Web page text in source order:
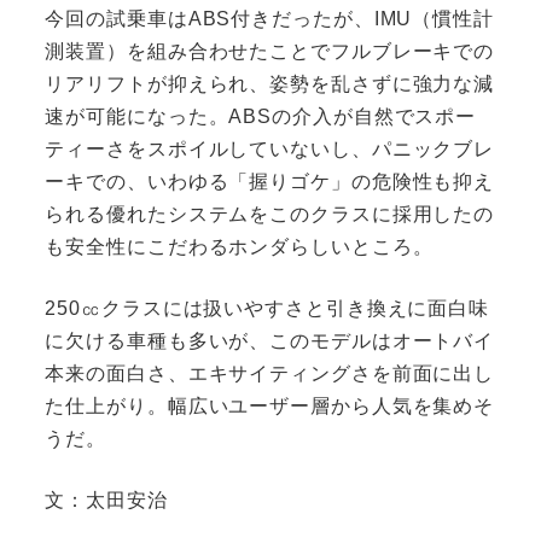
今回の試乗車はABS付きだったが、IMU（慣性計
測装置）を組み合わせたことでフルブレーキでの
リアリフトが抑えられ、姿勢を乱さずに強力な減
速が可能になった。ABSの介入が自然でスポー
ティーさをスポイルしていないし、パニックブレ
ーキでの、いわゆる「握りゴケ」の危険性も抑え
られる優れたシステムをこのクラスに採用したの
も安全性にこだわるホンダらしいところ。
250㏄クラスには扱いやすさと引き換えに面白味
に欠ける車種も多いが、このモデルはオートバイ
本来の面白さ、エキサイティングさを前面に出し
た仕上がり。幅広いユーザー層から人気を集めそ
うだ。
文：太田安治